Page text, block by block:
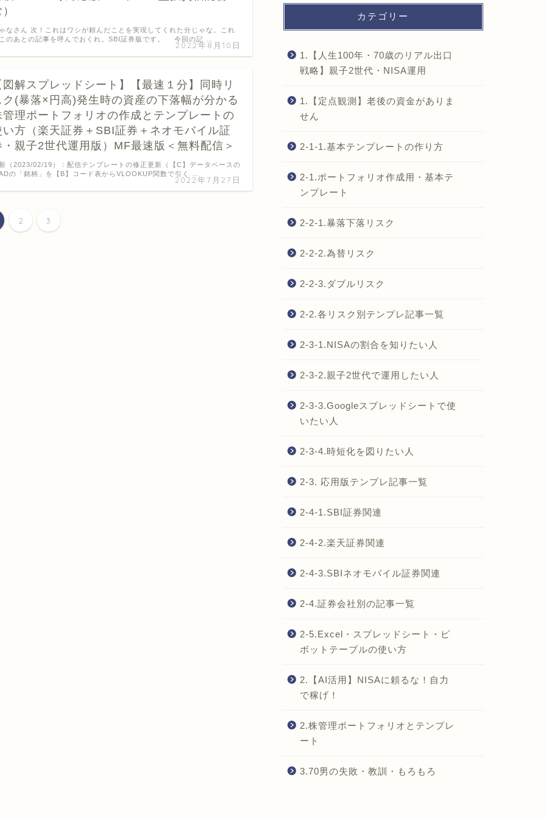
2022年8月10日
なさん 次！これはワシが頼んだことを実現してくれた分じゃな。これ
のあとの記事を呼んでおくれ。SBI証券版です。 今回の記 …
図解スプレッドシート】【最速１分】同時リ
ク(暴落×円高)発生時の資産の下落幅が分かる
管理ポートフォリオの作成とテンプレートの
い方（楽天証券＋SBI証券＋ネオモバイル証
・親子2世代運用版）MF最速版＜無料配信＞
2022年7月27日
（2023/02/19）：配信テンプレートの修正更新（【C】データベースの
の「銘柄」を【B】コード表からVLOOKUP関数で引く …
2 3
カテゴリー
1.【人生100年・70歳のリアル出口
戦略】親子2世代・NISA運用
1.【定点観測】老後の資金がありま
せん
2-1-1.基本テンプレートの作り方
2-1.ポートフォリオ作成用・基本テ
ンプレート
2-2-1.暴落下落リスク
2-2-2.為替リスク
2-2-3.ダブルリスク
2-2.各リスク別テンプレ記事一覧
2-3-1.NISAの割合を知りたい人
2-3-2.親子2世代で運用したい人
2-3-3.Googleスプレッドシートで使
いたい人
2-3-4.時短化を図りたい人
2-3. 応用版テンプレ記事一覧
2-4-1.SBI証券関連
2-4-2.楽天証券関連
2-4-3.SBIネオモバイル証券関連
2-4.証券会社別の記事一覧
2-5.Excel・スプレッドシート・ピ
ボットテーブルの使い方
2.【AI活用】NISAに頼るな！自力
で稼げ！
2.株管理ポートフォリオとテンプレ
ート
3.70男の失敗・教訓・もろもろ